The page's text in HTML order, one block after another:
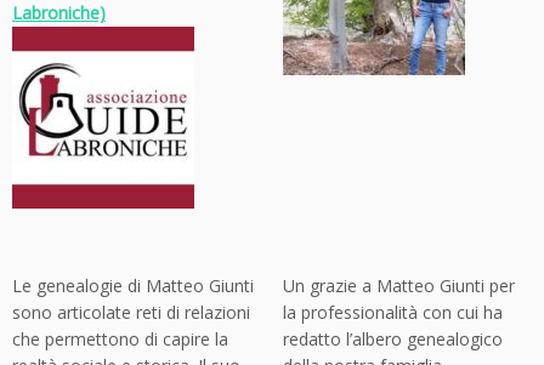
Labroniche)
Le genealogie di Matteo Giunti
sono articolate reti di relazioni
che permettono di capire la
Un grazie a Matteo Giunti per
la professionalità con cui ha
redatto l’albero genealogico